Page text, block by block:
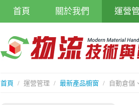
首頁 關於我們 運營
首頁 / 運營管理 / 最新產品櫥窗 / 自動倉儲